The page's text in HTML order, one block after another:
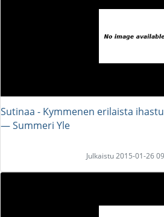
Sutinaa - Kymmenen erilaista
― Summeri Yle
Julkaistu 2015-01-26